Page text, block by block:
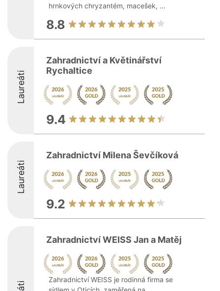
hrnkových chryzantém, macešek, ...
8.8
Laureáti
Zahradnictví a Květinářství
Rychaltice
9.4
Laureáti
Zahradnictví Milena Ševčíková
9.2
Zahradnictví WEISS Jan a Matěj
Zahradnictví WEISS je rodinná firma se